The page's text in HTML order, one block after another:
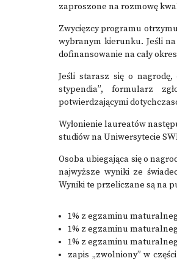
zaproszone na rozmowę
Zwycięzcy programu
wybranym kierunku. Jeśli
dofinansowanie na cały
Jeśli starasz się o
stypendia”, formularz
potwierdzającymi
Wyłonienie laureatów
studiów na Uniwersytecie
Osoba ubiegająca się o
najwyższe wyniki ze
Wyniki te przeliczane są na
1% z egzaminu
1% z egzaminu
1% z egzaminu
zapis „zwolniony” w